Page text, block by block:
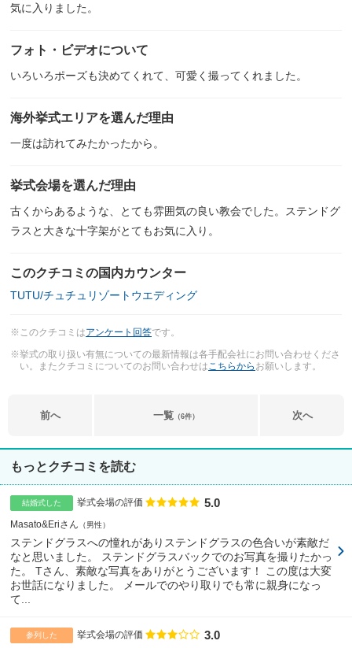
気に入りました。
フォト・ビデオについて
いろいろポーズも決めてくれて、可愛く撮ってくれました。
海外挙式エリアを選んだ理由
一度は訪れてみたかったから。
挙式会場を選んだ理由
古くからあるような、とても雰囲気の良い教会でした。ステンドグ
ラスと大きな十字架がとてもお気に入り。
このクチコミの国内カウンター
TUTU/チュチュリゾートウエディング
※このクチコミはアンケート回答です。
※挙式の取り扱い有無についての最新情報は各手配会社にお問い合わせくださ
い。またクチコミについてのお問い合わせはこちらから お願いします。
前へ 一覧 （6件） 次へ
もっとクチコミを読む
結婚式した 挙式会場の評価 点数
5.0
Masato&Eriさん 男性
ステンドグラスへの憧れがありステンドグラスの色合いが素敵だ
なと思いました。 ステンドグラスバックでのお写真を撮りたかっ
た。 Tさん、素敵な写真をありがとうございます！ この度は大変
お世話になりました。 メールでのやり取りでも常に親身になっ
て...
参列した 挙式会場の評価 点数
3.0